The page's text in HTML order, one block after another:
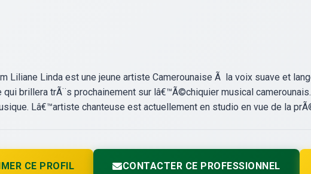
Liliane Linda est une jeune artiste Camerounaise Ã la voix suave et
brillera trÃ¨s prochainement sur lâ€™Ã©chiquier musical
Lâ€™artiste chanteuse est actuellement en studio en vue de la
CE PROFIL CONTACTER CE PROFESSIONNEL